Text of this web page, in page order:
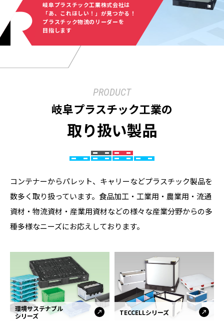
岐阜プラスチック工業株式会社は
「あ、これほしい！」が見つかる！
プラスチック物流のリーダーを
目指します
PRODUCT
岐阜プラスチック工業の
取り扱い製品
コンテナーからパレット、キャリーなどプラスチック製品を
数多く取り扱っています。食品加工・工業用・農業用・流通
資材・物流資材・産業用資材などの様々な産業分野からの多
種多様なニーズにお応えしております。
環境サステナブル
シリーズ
TECCELLシリーズ